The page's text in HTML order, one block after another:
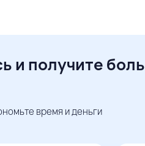
и получите
время и деньги